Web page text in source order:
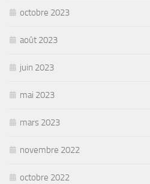
octobre 2023
août 2023
juin 2023
mai 2023
mars 2023
novembre 2022
octobre 2022